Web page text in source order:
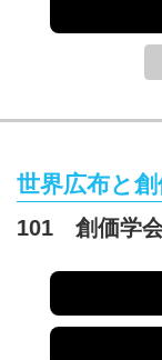
世界広布と
101 創価学